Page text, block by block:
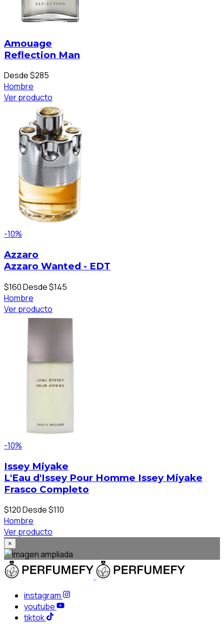
Amouage
Reflection Man
Desde $285
Hombre
Ver producto
-10%
Azzaro
Azzaro Wanted - EDT
$160Desde $145
Hombre
Ver producto
-10%
Issey Miyake
L'Eau d'Issey Pour Homme Issey Miyake
Frasco Completo
$120Desde $110
Hombre
Ver producto
×
instagram
youtube
tiktok